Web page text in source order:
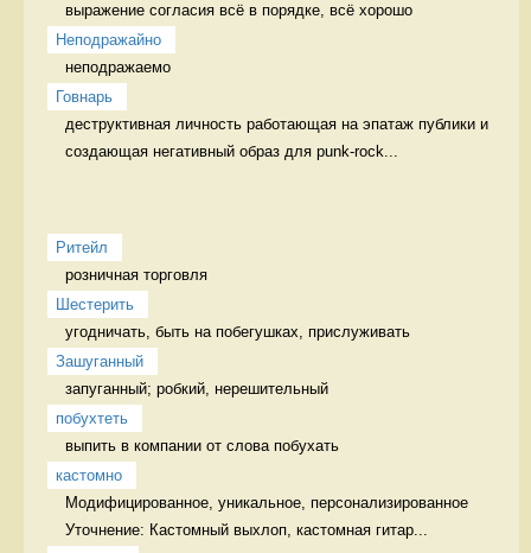
выражение согласия всё в порядке, всё хорошо
Неподражайно
неподражаемо
Говнарь
деструктивная личность работающая на эпатаж публики и
создающая негативный образ для punk-rock...
Ритейл
розничная торговля
Шестерить
угодничать, быть на побегушках, прислуживать
Зашуганный
запуганный; робкий, нерешительный
побухтеть
выпить в компании от слова побухать
кастомно
Модифицированное, уникальное, персонализированное
Уточнение: Кастомный выхлоп, кастомная гитар...